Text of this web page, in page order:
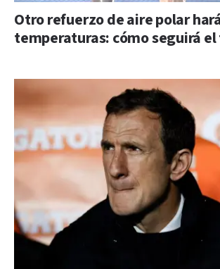
Otro refuerzo de aire polar
temperaturas: cómo seguirá